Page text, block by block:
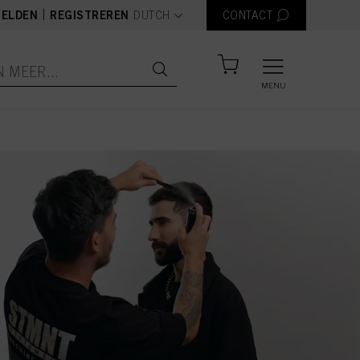
REGISTREREN text.language
DUTCH CONTACT
MENU